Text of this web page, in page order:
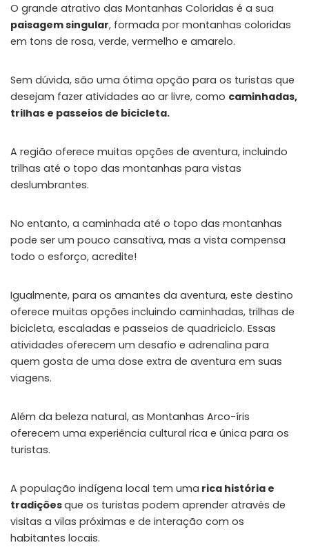
O grande atrativo das Montanhas Coloridas é a sua
paisagem singular, formada por montanhas coloridas
em tons de rosa, verde, vermelho e amarelo.
Sem dúvida, são uma ótima opção para os turistas que
desejam fazer atividades ao ar livre, como caminhadas,
trilhas e passeios de bicicleta.
A região oferece muitas opções de aventura, incluindo
trilhas até o topo das montanhas para vistas
deslumbrantes.
No entanto, a caminhada até o topo das montanhas
pode ser um pouco cansativa, mas a vista compensa
todo o esforço, acredite!
Igualmente, para os amantes da aventura, este destino
oferece muitas opções incluindo caminhadas, trilhas de
bicicleta, escaladas e passeios de quadriciclo. Essas
atividades oferecem um desafio e adrenalina para
quem gosta de uma dose extra de aventura em suas
viagens.
Além da beleza natural, as Montanhas Arco-íris
oferecem uma experiência cultural rica e única para os
turistas.
A população indígena local tem uma rica história e
tradiçõesque os turistas podem aprender através de
visitas a vilas próximas e de interação com os
habitantes locais.